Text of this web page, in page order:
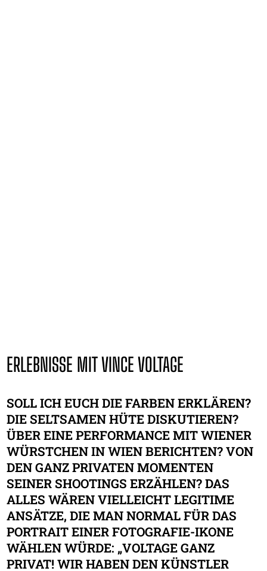
ERLEBNISSE MIT VINCE VOLTAGE
SOLL ICH EUCH DIE FARBEN ERKLÄREN?
DIE SELTSAMEN HÜTE DISKUTIEREN?
ÜBER EINE PERFORMANCE MIT WIENER
WÜRSTCHEN IN WIEN BERICHTEN? VON
DEN GANZ PRIVATEN MOMENTEN
SEINER SHOOTINGS ERZÄHLEN? DAS
ALLES WÄREN VIELLEICHT LEGITIME
ANSÄTZE, DIE MAN NORMAL FÜR DAS
PORTRAIT EINER FOTOGRAFIE-IKONE
WÄHLEN WÜRDE: „VOLTAGE GANZ
PRIVAT! WIR HABEN DEN KÜNSTLER